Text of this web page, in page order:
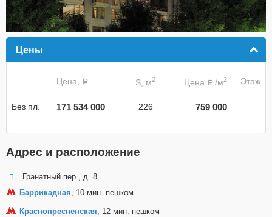
Цены
Цена, a S, м2 Цена a /м2 Этаж
Без пл. 171 534 000 226 759 000
Адрес и расположение
Гранатный пер., д. 8
Баррикадная, 10 мин. пешком
Краснопресненская, 12 мин. пешком